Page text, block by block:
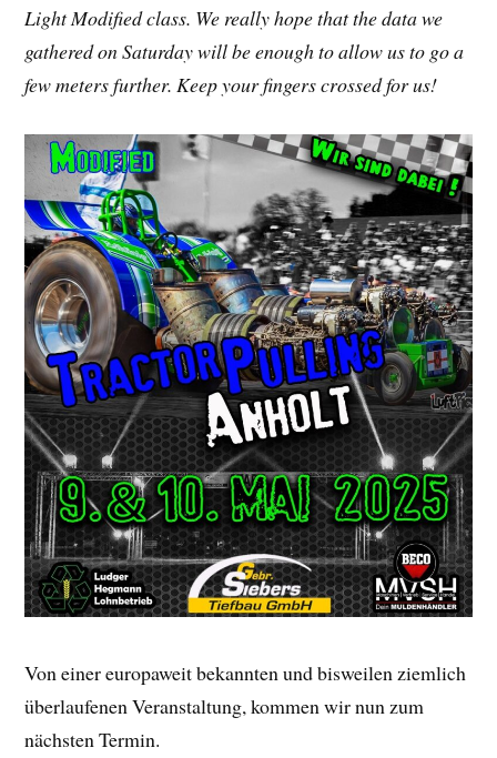
Light Modified class. We really hope that the data we
gathered on Saturday will be enough to allow us to go a
few meters further. Keep your fingers crossed for us!
Von einer europaweit bekannten und bisweilen ziemlich
überlaufenen Veranstaltung, kommen wir nun zum
nächsten Termin.